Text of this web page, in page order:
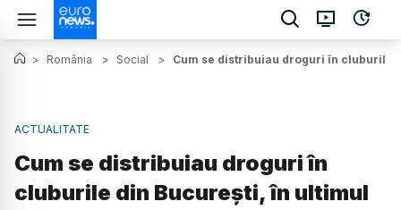
> România > Social > Cum se distribuiau droguri în cluburile
ACTUALITATE
Cum se distribuiau droguri în
cluburile din București, în ultimul